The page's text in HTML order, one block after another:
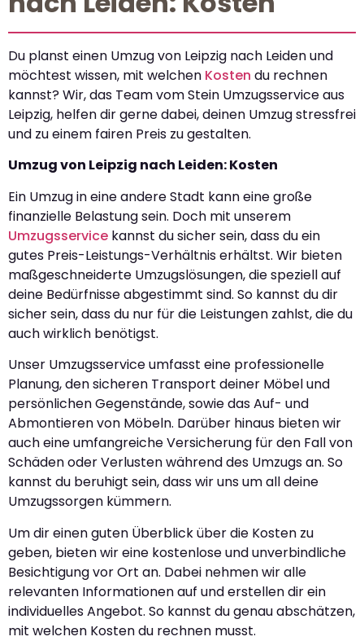
Du planst einen Umzug von Leipzig nach Leiden und
möchtest wissen, mit welchen Kosten du rechnen
kannst? Wir, das Team vom Stein Umzugsservice aus
Leipzig, helfen dir gerne dabei, deinen Umzug stressfrei
und zu einem fairen Preis zu gestalten.
Umzug von Leipzig nach Leiden: Kosten
Ein Umzug in eine andere Stadt kann eine große
finanzielle Belastung sein. Doch mit unserem
Umzugsservice kannst du sicher sein, dass du ein
gutes Preis-Leistungs-Verhältnis erhältst. Wir bieten
maßgeschneiderte Umzugslösungen, die speziell auf
deine Bedürfnisse abgestimmt sind. So kannst du dir
sicher sein, dass du nur für die Leistungen zahlst, die du
auch wirklich benötigst.
Unser Umzugsservice umfasst eine professionelle
Planung, den sicheren Transport deiner Möbel und
persönlichen Gegenstände, sowie das Auf- und
Abmontieren von Möbeln. Darüber hinaus bieten wir
auch eine umfangreiche Versicherung für den Fall von
Schäden oder Verlusten während des Umzugs an. So
kannst du beruhigt sein, dass wir uns um all deine
Umzugssorgen kümmern.
Um dir einen guten Überblick über die Kosten zu
geben, bieten wir eine kostenlose und unverbindliche
Besichtigung vor Ort an. Dabei nehmen wir alle
relevanten Informationen auf und erstellen dir ein
individuelles Angebot. So kannst du genau abschätzen,
mit welchen Kosten du rechnen musst.